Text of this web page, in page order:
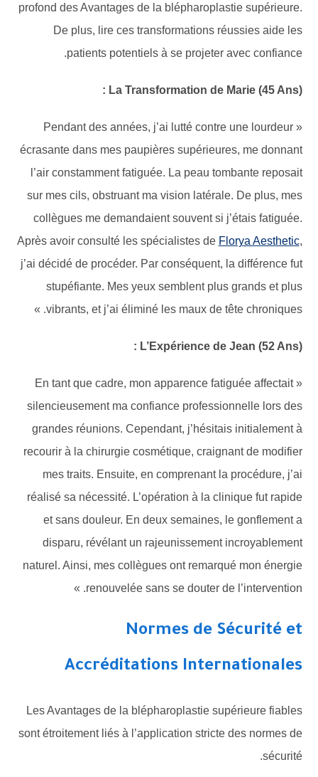
profond des Avantages de la blépharoplastie supérieure.
De plus, lire ces transformations réussies aide les
patients potentiels à se projeter avec confiance.
La Transformation de Marie (45 Ans) :
« Pendant des années, j’ai lutté contre une lourdeur
écrasante dans mes paupières supérieures, me donnant
l’air constamment fatiguée. La peau tombante reposait
sur mes cils, obstruant ma vision latérale. De plus, mes
collègues me demandaient souvent si j’étais fatiguée.
Après avoir consulté les spécialistes de Florya Aesthetic,
j’ai décidé de procéder. Par conséquent, la différence fut
stupéfiante. Mes yeux semblent plus grands et plus
vibrants, et j’ai éliminé les maux de tête chroniques. »
L’Expérience de Jean (52 Ans) :
« En tant que cadre, mon apparence fatiguée affectait
silencieusement ma confiance professionnelle lors des
grandes réunions. Cependant, j’hésitais initialement à
recourir à la chirurgie cosmétique, craignant de modifier
mes traits. Ensuite, en comprenant la procédure, j’ai
réalisé sa nécessité. L’opération à la clinique fut rapide
et sans douleur. En deux semaines, le gonflement a
disparu, révélant un rajeunissement incroyablement
naturel. Ainsi, mes collègues ont remarqué mon énergie
renouvelée sans se douter de l’intervention. »
Normes de Sécurité et
Accréditations Internationales
Les Avantages de la blépharoplastie supérieure fiables
sont étroitement liés à l’application stricte des normes de
sécurité.